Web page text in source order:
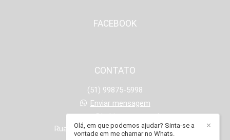
FACEBOOK
CONTATO
(51) 99875-5998
Enviar mensagem
contato@babiramme.com.br
Rua Onze de Junho, 1251 - Operário
✕
Olá, em que podemos ajudar? Sinta-se a
vontade em me chamar no Whats.